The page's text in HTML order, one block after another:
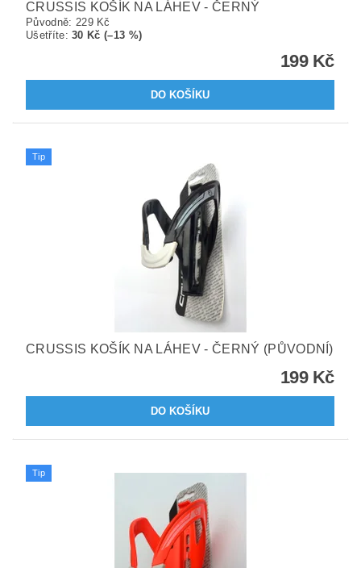
CRUSSIS KOŠÍK NA LÁHEV - ČERNÝ
Původně: 229 Kč
Ušetříte:30 Kč (–13 %)
199 Kč
Tip
CRUSSIS KOŠÍK NA LÁHEV - ČERNÝ (PŮVODNÍ)
199 Kč
Tip